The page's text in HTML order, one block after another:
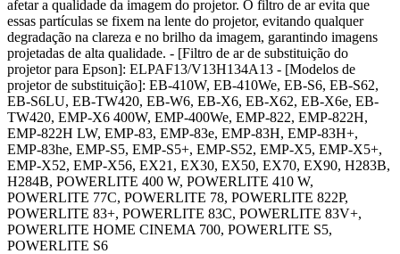
afetar a qualidade da imagem do projetor. O filtro de ar evita que
essas partículas se fixem na lente do projetor, evitando qualquer
degradação na clareza e no brilho da imagem, garantindo imagens
projetadas de alta qualidade. - [Filtro de ar de substituição do
projetor para Epson]: ELPAF13/V13H134A13 - [Modelos de
projetor de substituição]: EB-410W, EB-410We, EB-S6, EB-S62,
EB-S6LU, EB-TW420, EB-W6, EB-X6, EB-X62, EB-X6e, EB-
TW420, EMP-X6 400W, EMP-400We, EMP-822, EMP-822H,
EMP-822H LW, EMP-83, EMP-83e, EMP-83H, EMP-83H+,
EMP-83he, EMP-S5, EMP-S5+, EMP-S52, EMP-X5, EMP-X5+,
EMP-X52, EMP-X56, EX21, EX30, EX50, EX70, EX90, H283B,
H284B, POWERLITE 400 W, POWERLITE 410 W,
POWERLITE 77C, POWERLITE 78, POWERLITE 822P,
POWERLITE 83+, POWERLITE 83C, POWERLITE 83V+,
POWERLITE HOME CINEMA 700, POWERLITE S5,
POWERLITE S6